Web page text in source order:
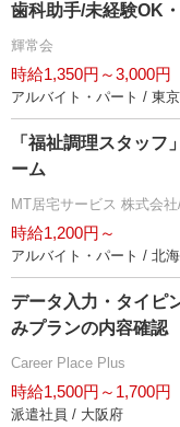
歯科助手/未経験OK
輝常会
時給1,350円～3,000円
アルバイト・パート / 東
「福祉調理スタッ
ーム
MT居宅サービス 株式会
時給1,200円～
アルバイト・パート / 北
データ入力・タイピ
みプランの内容確認
Career Place Plus
時給1,500円～1,700円
派遣社員 / 大阪府